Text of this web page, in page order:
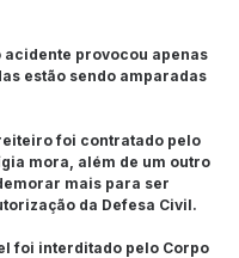
acidente provocou apenas
estão sendo amparadas
foi contratado pelo
mora, além de um outro
mais para ser
da Defesa Civil.
foi interditado pelo Corpo